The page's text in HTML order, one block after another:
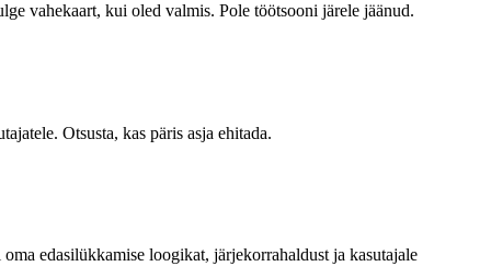
vahekaart, kui oled valmis. Pole töötsooni järele jäänud.
Otsusta, kas päris asja ehitada.
edasilükkamise loogikat, järjekorrahaldust ja kasutajale